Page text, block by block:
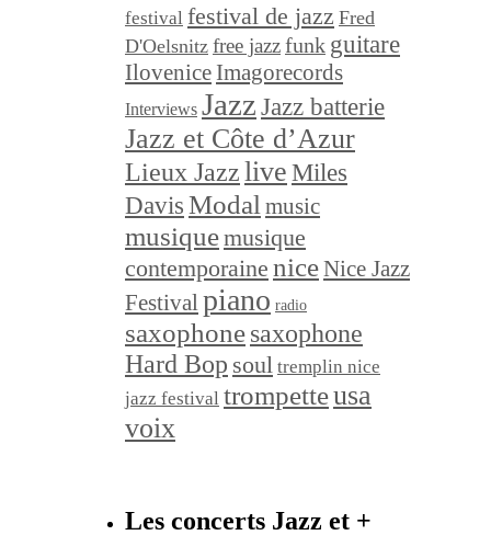
festival festival de jazz Fred
D'Oelsnitz free jazzfunk guitare
Ilovenice Imagorecords
Interviews Jazz Jazz batterie
Jazz et Côte d’Azur
Lieux Jazzlive Miles
Davis Modal music
musiquemusique
contemporaine niceNice Jazz
Festival piano radio
saxophonesaxophone
Hard Bop soul tremplin nice
jazz festival trompetteusa
voix
Les concerts Jazz et +